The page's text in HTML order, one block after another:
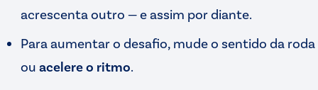
acrescenta outro — e assim por diante.
Para aumentar o desafio, mude o sentido da roda
ou acelere o ritmo.